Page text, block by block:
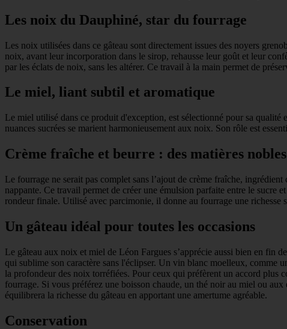
Les noix du Dauphiné, star du fourrage
Les noix utilisées dans ce gâteau sont directement issues des noyers
noix, avant leur incorporation dans le sirop, rehausse leur goût et leur
par les éclats de noix, sans les altérer. Ce travail à la main permet de
Le miel, liant subtil et aromatique
Le miel utilisé dans ce produit d'exception, est sélectionné pour sa
nuances sucrées se marient harmonieusement aux noix. Son rôle est
Crème fraîche et beurre : des matières nobles
Le fourrage ne serait pas complet sans l’ajout de crème fraîche,
nappante. Ce travail permet de créer une émulsion parfaite entre le sucre
rondeur finale. Utilisé avec parcimonie, il donne au fourrage une richesse
Un gâteau idéal pour toutes les occasions
Le gâteau aux noix et miel de Léon Fargues s’apprécie aussi bien en fin
qui sublime son caractère sans l'éclipser. Un vin blanc moelleux, comme
la profondeur des noix torréfiées. Pour ceux qui préfèrent un accord plus
fourrage. Si vous préférez une boisson chaude, un thé noir au miel ou
équilibrera la richesse du gâteau en apportant une amertume agréable.
Conservation